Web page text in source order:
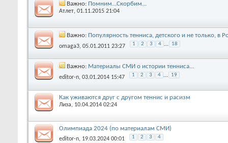
Важно: Помним...Скорбим...
Атлет, 01.11.2015 21:04
Важно: Популярность тенниса, детского и не только, в
omaga3, 05.01.2011 23:27 1 2 3 4 ... 18
Важно: Материалы СМИ о истории тенниса...
editor-n, 03.01.2014 15:47 1 2 3 4 ... 19
Как уживаются друг с другом теннис и расизм
Лиза, 10.04.2014 02:24
Олимпиада 2024 (по материалам СМИ)
editor-n, 19.03.2024 00:01 1 2 3 4